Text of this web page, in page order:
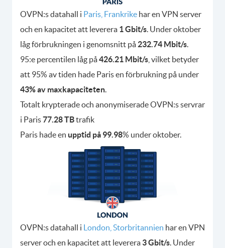
OVPN:s datahall i Paris, Frankrike har en VPN server
och en kapacitet att leverera 1 Gbit/s. Under oktober
låg förbrukningen i genomsnitt på 232.74 Mbit/s.
95:e percentilen låg på426.21 Mbit/s , vilket betyder
att 95% av tiden hade Paris en förbrukning på under
43% av maxkapaciteten.
Totalt krypterade och anonymiserade OVPN:s servrar
i Paris77.28 TBtrafik
Paris hade en upptid på 99.98% under oktober.
OVPN:s datahall i London, Storbritannien har en VPN
server och en kapacitet att leverera 3 Gbit/s. Under